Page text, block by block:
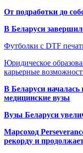
От подработки до
В Беларуси
Футболки с DTF
Юридическое
карьерные
В Беларуси
медицинские вузы
Вузы Беларуси
Марсоход
рекорду и